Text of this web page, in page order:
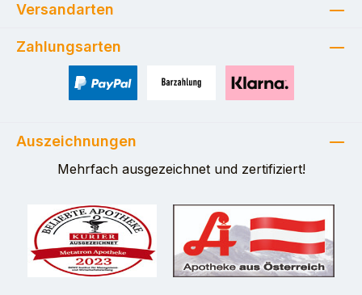
Versandarten
Zahlungsarten
Auszeichnungen
Mehrfach ausgezeichnet und zertifiziert!